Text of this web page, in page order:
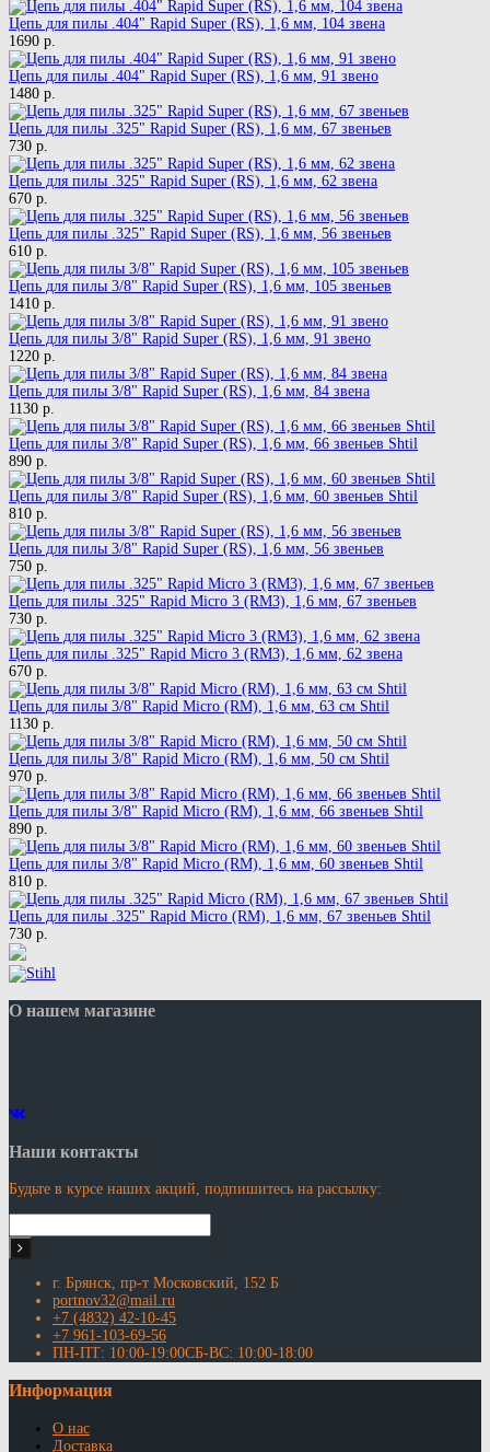
Цепь для пилы .404" Rapid Super (RS), 1,6 мм, 104 звена
1690 р.
Цепь для пилы .404" Rapid Super (RS), 1,6 мм, 91 звено
1480 р.
Цепь для пилы .325" Rapid Super (RS), 1,6 мм, 67 звеньев
730 р.
Цепь для пилы .325" Rapid Super (RS), 1,6 мм, 62 звена
670 р.
Цепь для пилы .325" Rapid Super (RS), 1,6 мм, 56 звеньев
610 р.
Цепь для пилы 3/8" Rapid Super (RS), 1,6 мм, 105 звеньев
1410 р.
Цепь для пилы 3/8" Rapid Super (RS), 1,6 мм, 91 звено
1220 р.
Цепь для пилы 3/8" Rapid Super (RS), 1,6 мм, 84 звена
1130 р.
Цепь для пилы 3/8" Rapid Super (RS), 1,6 мм, 66 звеньев Shtil
890 р.
Цепь для пилы 3/8" Rapid Super (RS), 1,6 мм, 60 звеньев Shtil
810 р.
Цепь для пилы 3/8" Rapid Super (RS), 1,6 мм, 56 звеньев
750 р.
Цепь для пилы .325" Rapid Micro 3 (RM3), 1,6 мм, 67 звеньев
730 р.
Цепь для пилы .325" Rapid Micro 3 (RM3), 1,6 мм, 62 звена
670 р.
Цепь для пилы 3/8" Rapid Micro (RM), 1,6 мм, 63 см Shtil
1130 р.
Цепь для пилы 3/8" Rapid Micro (RM), 1,6 мм, 50 см Shtil
970 р.
Цепь для пилы 3/8" Rapid Micro (RM), 1,6 мм, 66 звеньев Shtil
890 р.
Цепь для пилы 3/8" Rapid Micro (RM), 1,6 мм, 60 звеньев Shtil
810 р.
Цепь для пилы .325" Rapid Micro (RM), 1,6 мм, 67 звеньев Shtil
730 р.
О нашем магазине
Наши контакты
Будьте в курсе наших акций, подпишитесь на рассылку:
г. Брянск, пр-т Московский, 152 Б
portnov32@mail.ru
+7 (4832) 42-10-45
+7 961-103-69-56
ПН-ПТ: 10:00-19:00СБ-ВС: 10:00-18:00
Информация
О нас
Доставка